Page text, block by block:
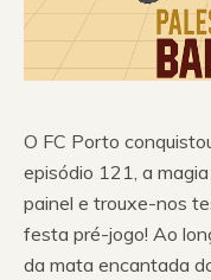
O FC Porto
episódio 121, a
painel e trouxe-nos
festa pré-jogo! Ao
da mata encantada